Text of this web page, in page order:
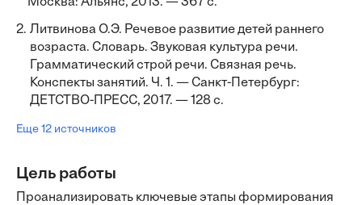
2. Литвинова О.Э. Речевое развитие детей раннего
возраста. Словарь. Звуковая культура речи.
Грамматический строй речи. Связная речь.
Конспекты занятий. Ч. 1. — Санкт-Петербург:
ДЕТСТВО-ПРЕСС, 2017. — 128 с.
Еще 12 источников
Цель работы
Проанализировать ключевые этапы формирования